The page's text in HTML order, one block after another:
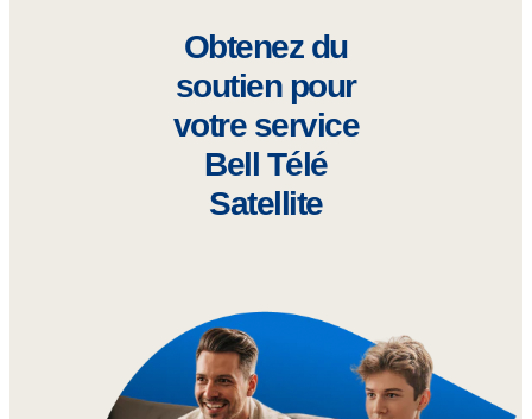
Obtenez du
soutien pour
votre service
Bell Télé
Satellite